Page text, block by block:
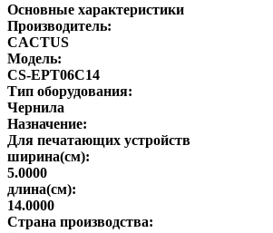
Основные характеристики
Производитель:
CACTUS
Модель:
CS-EPT06C14
Тип оборудования:
Чернила
Назначение:
Для печатающих устройств
ширина(см):
5.0000
длина(см):
14.0000
Страна производства: